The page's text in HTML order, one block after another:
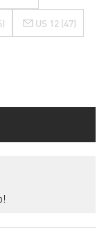
US 12 (47)